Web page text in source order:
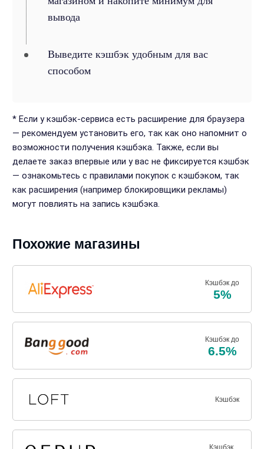
вывода
Выведите кэшбэк удобным для вас
способом
* Если у кэшбэк-сервиса есть расширение для браузера
— рекомендуем установить его, так как оно напомнит о
возможности получения кэшбэка. Также, если вы
делаете заказ впервые или у вас не фиксируется кэшбэк
— ознакомьтесь с правилами покупок с кэшбэком, так
как расширения (например блокировщики рекламы)
могут повлиять на запись кэшбэка.
Похожие магазины
Кэшбэк до
5%
Кэшбэк до
6.5%
Кэшбэк
Кэшбэк